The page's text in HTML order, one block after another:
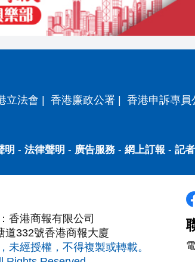
立法會 | 香港廉政公署 | 香港申訴專員
明 - 法律聲明 - 廣告服務- 網上訂報 - 記
香港商報有限公司
道332號香港商報大廈
未經授權，不得複製或轉載。